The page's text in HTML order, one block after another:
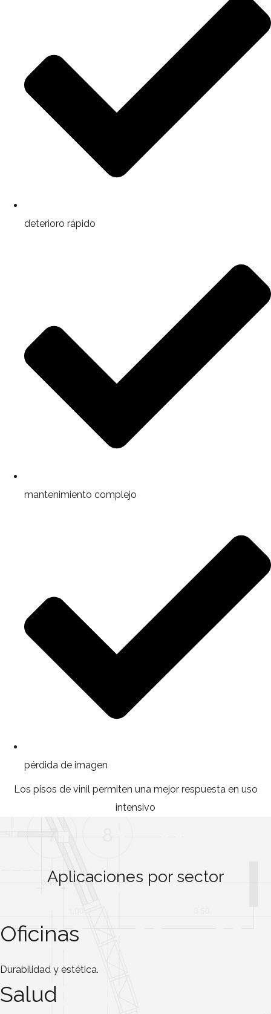
deterioro rápido
mantenimiento complejo
pérdida de imagen
Los pisos de vinil permiten una mejor respuesta en uso
intensivo
Aplicaciones por sector
Oficinas
Durabilidad y estética.
Salud